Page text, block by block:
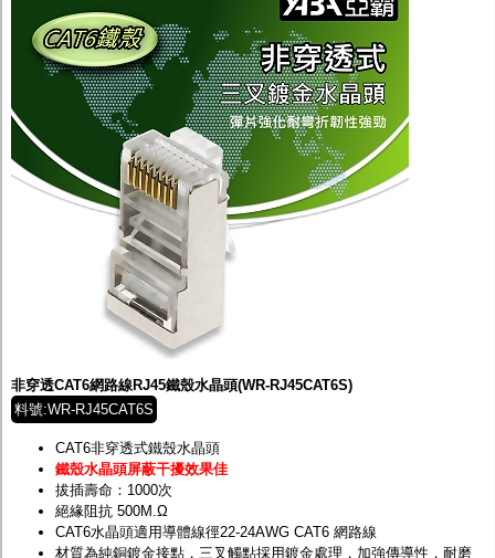
非穿透CAT6網路線RJ45鐵殼水晶頭(WR-RJ45CAT6S)
料號:WR-RJ45CAT6S
CAT6非穿透式鐵殼水晶頭
鐵殼水晶頭屏蔽干擾效果佳
拔插壽命：1000次
絕緣阻抗 500M.Ω
CAT6水晶頭適用導體線徑22-24AWG CAT6 網路線
材質為純銅鍍金接點，三叉觸點採用鍍金處理，加強傳導性，耐磨